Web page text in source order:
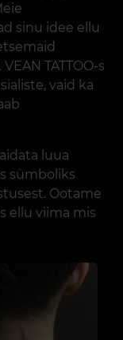
sinu idee ellu
TATTOO-s
vaid ka
luua
sümboliks
Ootame
ellu viima mis